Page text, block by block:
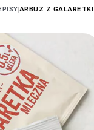
|ARBUZ Z GALARETKI